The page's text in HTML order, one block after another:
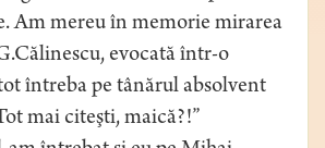
Am mereu în memorie mirarea
evocată într-o
întreba pe tânărul absolvent
mai citeşti, maică?!”